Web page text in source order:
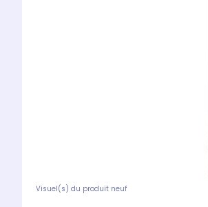
Visuel(s) du produit neuf